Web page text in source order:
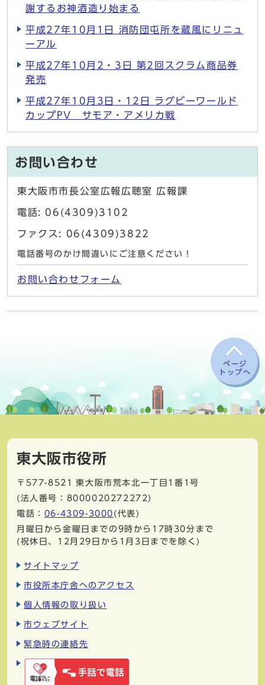
謝するお神酒造り始まる
平成27年10月1日 消防団屯所を蔵風にリニュ
ーアル
平成27年10月2・3日 第2回スクラム商品券
発売
平成27年10月3日・12日 ラグビーワールド
カップPV サモア・アメリカ戦
お問い合わせ
東大阪市市長公室広報広聴室 広報課
電話: 06(4309)3102
ファクス: 06(4309)3822
電話番号のかけ間違いにご注意ください！
お問い合わせフォーム
ページ
トップへ
東大阪市役所
〒577-8521
東大阪市荒本北一丁目1番1号
(法人番号：8000020272272)
電話： 06-4309-3000 (代表)
月曜日から金曜日までの9時から17時30分まで
(祝休日、12月29日から1月3日までを除く)
サイトマップ
市役所本庁舎へのアクセス
個人情報の取り扱い
市ウェブサイト
緊急時の連絡先